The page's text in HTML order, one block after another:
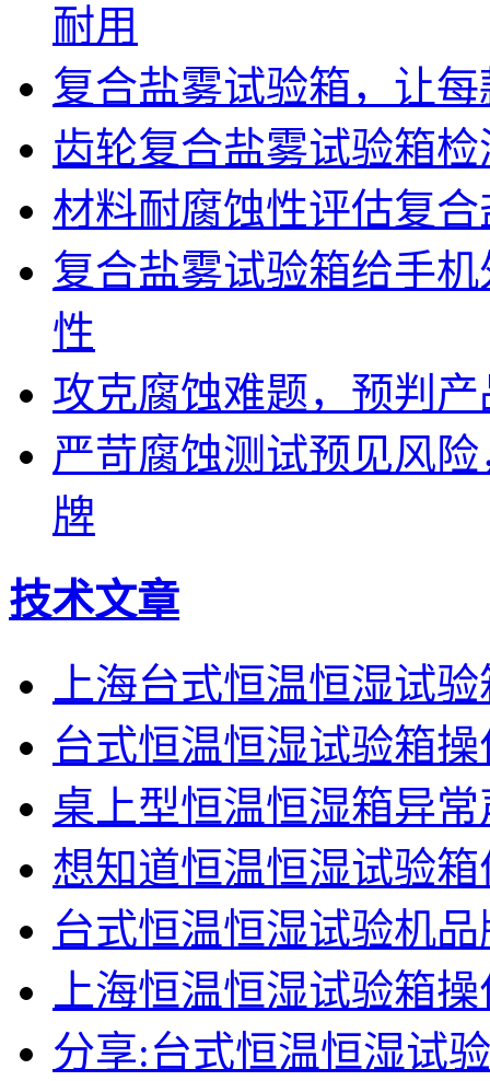
耐用
复合盐雾试验箱，让
齿轮复合盐雾试验箱
材料耐腐蚀性评估复
复合盐雾试验箱给手
性
攻克腐蚀难题，预判
严苛腐蚀测试预见风
牌
技术文章
上海台式恒温恒湿试
台式恒温恒湿试验箱
桌上型恒温恒湿箱异
想知道恒温恒湿试验
台式恒温恒湿试验机
上海恒温恒湿试验箱
分享:台式恒温恒湿试